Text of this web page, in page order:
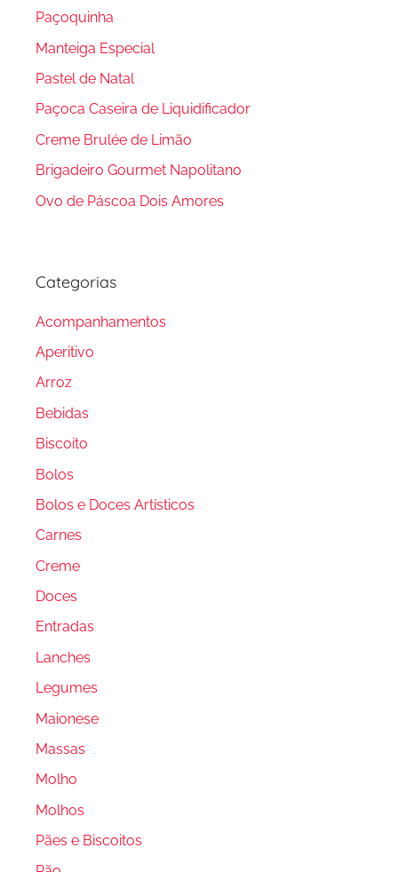
Paçoquinha
Manteiga Especial
Pastel de Natal
Paçoca Caseira de Liquidificador
Creme Brulée de Limão
Brigadeiro Gourmet Napolitano
Ovo de Páscoa Dois Amores
Categorias
Acompanhamentos
Aperitivo
Arroz
Bebidas
Biscoito
Bolos
Bolos e Doces Artísticos
Carnes
Creme
Doces
Entradas
Lanches
Legumes
Maionese
Massas
Molho
Molhos
Pães e Biscoitos